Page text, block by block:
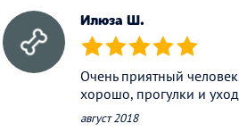
Илюза Ш.
(*) (*) (*) (*) (*)
Очень приятный
хорошо, прогулки и
август 2018